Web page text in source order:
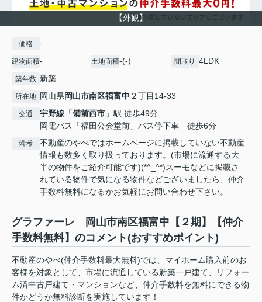
【外観】
価格 -
建物面積- 土地面積-(-) 間取り 4LDK
築年数 新築
所在地 岡山県岡山市南区福富中 ２丁目14-33
交通 宇野線 「備前西市 」駅 徒歩49分
岡電バス「福田公会堂前」バス停下車 徒歩6分
備考
不動産のやべではホームページに掲載していない不動産
情報も数多く取り扱っております。(市場に流通する大
半の物件をご紹介可能です)(*^_^*)スーモなどに掲載さ
れている物件で気になる物件などございましたら、仲介
手数料無料になるかお気軽にお問い合わせ下さい。
グラファーレ 岡山市南区福富中【２期】【仲介
手数料無料】のコメント(おすすめポイント)
不動産のやべ(仲介手数料最大無料)では、マイホーム購入前のお
客様を対象として、市場に流通している新築一戸建て、リフォー
ム済中古戸建て・マンションなど、仲介手数料を無料にできる物
件かどうか無料診断を実施しています！